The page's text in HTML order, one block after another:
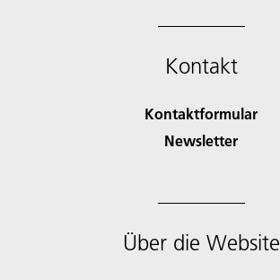
Kontakt
Kontaktformular
Newsletter
Über die Website